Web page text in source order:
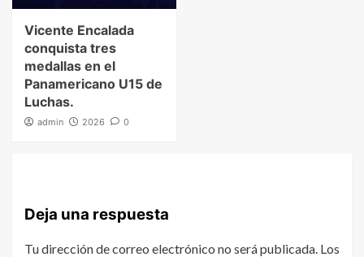
Vicente Encalada
conquista tres
medallas en el
Panamericano U15 de
Luchas.
admin 2026 0
Deja una respuesta
Tu dirección de correo electrónico no será publicada. Los